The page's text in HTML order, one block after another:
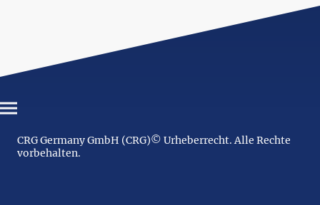
CRG Germany GmbH (CRG)© Urheberrecht. Alle Rechte
vorbehalten.